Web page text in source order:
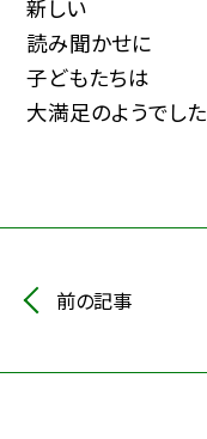
新しい
読み聞かせに
子どもたちは
大満足のようでした
前の記事